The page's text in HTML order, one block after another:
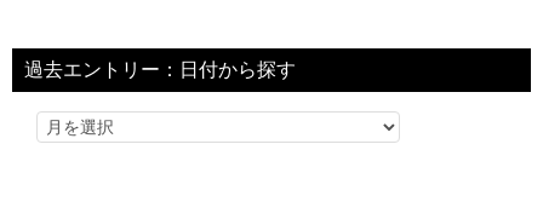
過去エントリー：日付から探す